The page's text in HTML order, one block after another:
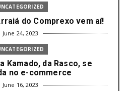
do Comprexo vem aí!
June 24, 2023
Kamado, da Rasco, se
no e-commerce
June 16, 2023